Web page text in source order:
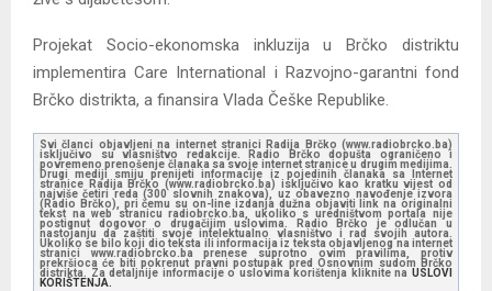
Projekat Socio-ekonomska inkluzija u Brčko distriktu
implementira Care International i Razvojno-garantni fond
Brčko distrikta, a finansira Vlada Češke Republike.
Svi članci objavljeni na internet stranici Radija Brčko (www.radiobrcko.ba)
isključivo su vlasništvo redakcije. Radio Brčko dopušta ograničeno i
povremeno prenošenje članaka sa svoje internet stranice u drugim medijima.
Drugi mediji smiju prenijeti informacije iz pojedinih članaka sa Internet
stranice Radija Brčko (www.radiobrcko.ba) isključivo kao kratku vijest od
najviše četiri reda (300 slovnih znakova), uz obavezno navođenje izvora
(Radio Brčko), pri čemu su on-line izdanja dužna objaviti link na originalni
tekst na web stranicu radiobrcko.ba, ukoliko s uredništvom portala nije
postignut dogovor o drugačijim uslovima. Radio Brčko je odlučan u
nastojanju da zaštiti svoje intelektualno vlasništvo i rad svojih autora.
Ukoliko se bilo koji dio teksta ili informacija iz teksta objavljenog na internet
stranici www.radiobrcko.ba prenese suprotno ovim pravilima, protiv
prekršioca će biti pokrenut pravni postupak pred Osnovnim sudom Brčko
distrikta. Za detaljnije informacije o uslovima korištenja kliknite na USLOVI
KORIŠTENJA.